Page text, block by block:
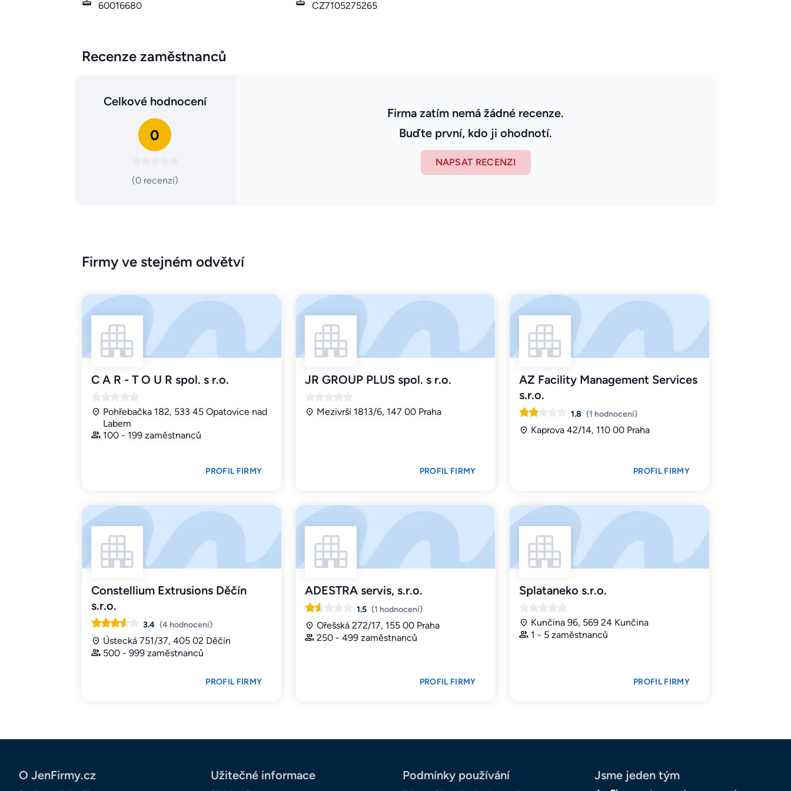
60016680 CZ7105275265
Recenze zaměstnanců
Celkové hodnocení
0
(0 recenzí)
Firma zatím nemá žádné recenze.
Buďte první, kdo ji ohodnotí.
NAPSAT RECENZI
Firmy ve stejném odvětví
C A R - T O U R spol. s r.o.
Pohřebačka 182, 533 45 Opatovice nad
Labem
100 - 199 zaměstnanců
PROFIL FIRMY
JR GROUP PLUS spol. s r.o.
Mezivrší 1813/6, 147 00 Praha
PROFIL FIRMY
AZ Facility Management Services
s.r.o.
1.8 (1 hodnocení)
Kaprova 42/14, 110 00 Praha
PROFIL FIRMY
Constellium Extrusions Děčín
s.r.o.
3.4 (4 hodnocení)
Ústecká 751/37, 405 02 Děčín
500 - 999 zaměstnanců
PROFIL FIRMY
ADESTRA servis, s.r.o.
1.5 (1 hodnocení)
Ořešská 272/17, 155 00 Praha
250 - 499 zaměstnanců
PROFIL FIRMY
Splataneko s.r.o.
Kunčina 96, 569 24 Kunčina
1 - 5 zaměstnanců
PROFIL FIRMY
O JenFirmy.cz Užitečné informace Podmínky používání Jsme jeden tým